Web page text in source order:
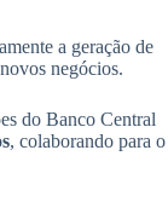
a geração de
negócios.
do Banco Central
, colaborando para o